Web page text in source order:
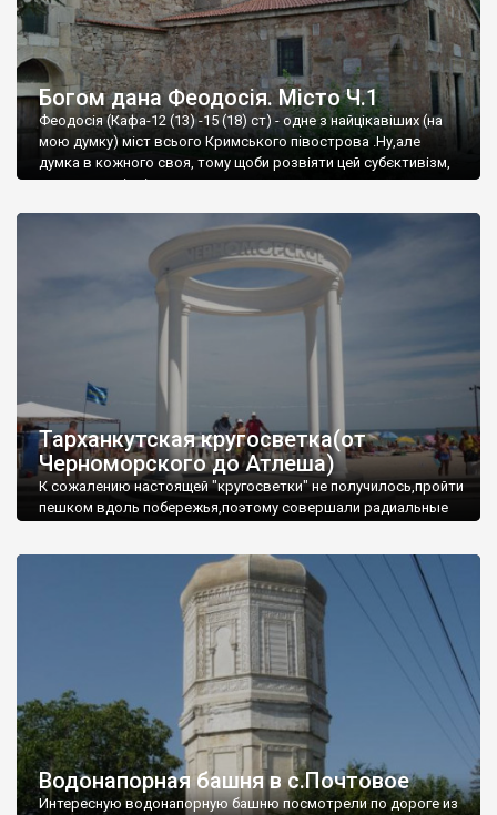
Богом дана Феодосія. Місто Ч.1
Феодосія (Кафа-12 (13) -15 (18) ст) - одне з найцікавіших (на
мою думку) міст всього Кримського півострова .Ну,але
думка в кожного своя, тому щоби розвіяти цей субєктивізм,
запрошую відвідати це
Тарханкутская кругосветка(от
Черноморского до Атлеша)
К сожалению настоящей "кругосветки" не получилось,пройти
пешком вдоль побережья,поэтому совершали радиальные
Водонапорная башня в с.Почтовое
Интересную водонапорную башню посмотрели по дороге из